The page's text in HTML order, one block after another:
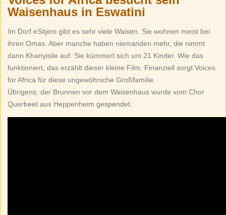
Waisenhaus in Eswatini
Im Dorf eSitjeni gibt es sehr viele Waisen. Sie wohnen meist bei
ihren Omas. Aber manche haben niemanden mehr, die nimmt
dann Khanyisile auf. Sie kümmert sich um 21 Kinder. Wie das
funktioniert, das erzählt dieser kleine Film. Finanziell sorgt Voices
for Africa für diese ungewöhniche Großfamilie.
Übrigens, der Brunnen vor dem Waisenhaus wurde vom Chor
Querbeet aus Heppenheim gespendet.